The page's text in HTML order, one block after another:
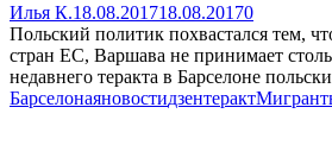
Илья К.18.08.201718.08.20170
Польский политик похвастался тем,
стран ЕС, Варшава не принимает
недавнего теракта в Барселоне
Барселонаяновостидзентеракт